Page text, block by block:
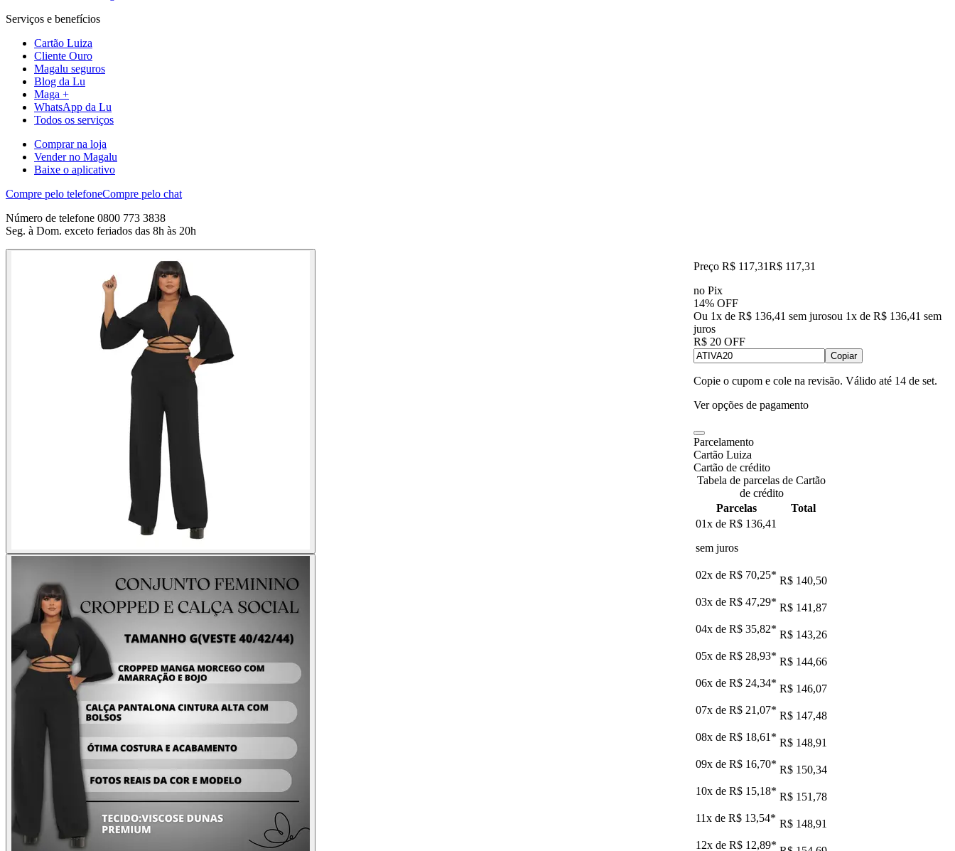
Serviços e benefícios
Cartão Luiza
Cliente Ouro
Magalu seguros
Blog da Lu
Maga +
WhatsApp da Lu
Todos os serviços
Comprar na loja
Vender no Magalu
Baixe o aplicativo
Compre pelo telefoneCompre pelo chat
Número de telefone 0800 773 3838
Seg. à Dom. exceto feriados das 8h às 20h
Preço R$ 117,31R$ 117,31
no Pix
14% OFF
Ou 1x de R$ 136,41 sem jurosou 1x de R$ 136,41 sem
juros
R$ 20 OFF
Copiar
Copie o cupom e cole na revisão. Válido até 14 de set.
Ver opções de pagamento
Parcelamento
Cartão Luiza
Cartão de crédito
Tabela de parcelas de Cartão
de crédito
Parcelas
Total
01x de R$ 136,41
sem juros
02x de R$ 70,25* R$ 140,50
03x de R$ 47,29* R$ 141,87
04x de R$ 35,82* R$ 143,26
05x de R$ 28,93* R$ 144,66
06x de R$ 24,34* R$ 146,07
07x de R$ 21,07* R$ 147,48
08x de R$ 18,61 * R$ 148,91
09x de R$ 16,70* R$ 150,34
10x de R$ 15,18* R$ 151,78
11x de R$ 13,54* R$ 148,91
12x de R$ 12,89*